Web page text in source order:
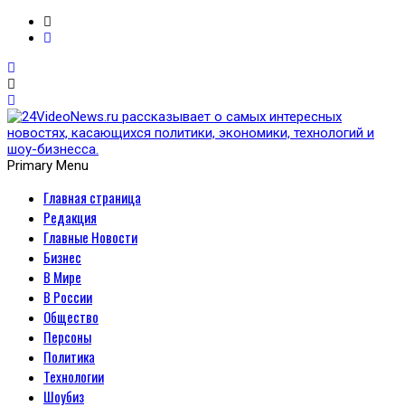
24VideoNews.ru
рассказывает о самых
интересных новостях,
касающихся политики,
экономики, технологий и
шоу-бизнесса.
Primary Menu
Главная страница
Редакция
Главные Новости
Бизнес
В Мире
В России
Общество
Персоны
Политика
Технологии
Шоубиз